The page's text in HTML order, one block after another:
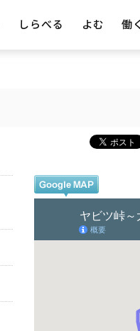
しらべる よむ 働